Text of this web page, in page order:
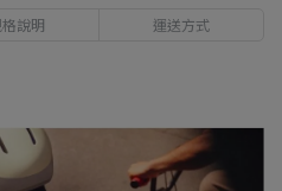
說明 運送方式